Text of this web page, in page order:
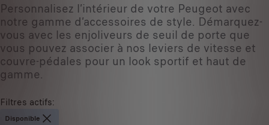
Personnalisez l’intérieur de votre Peugeot avec
notre gamme d’accessoires de style. Démarquez-
vous avec les enjoliveurs de seuil de porte que
vous pouvez associer à nos leviers de vitesse et
couvre-pédales pour un look sportif et haut de
gamme.
Filtres actifs:
Disponible